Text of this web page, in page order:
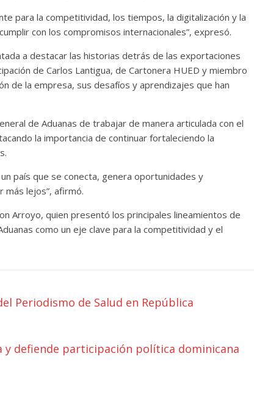
para la competitividad, los tiempos, la digitalización y la
con los compromisos internacionales”, expresó.
a destacar las historias detrás de las exportaciones
de Carlos Lantigua, de Cartonera HUED y miembro
de la empresa, sus desafíos y aprendizajes que han
de Aduanas de trabajar de manera articulada con el
la importancia de continuar fortaleciendo la
país que se conecta, genera oportunidades y
lejos”, afirmó.
Arroyo, quien presentó los principales lineamientos de
como un eje clave para la competitividad y el
Periodismo de Salud en República
y defiende participación política dominicana